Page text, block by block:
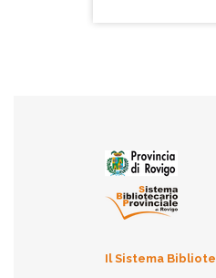
Il Sistema